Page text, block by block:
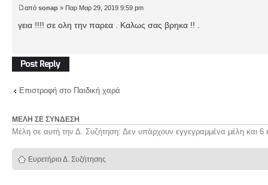
από sonap » Παρ Μαρ 29, 2019 9:59 pm
γεια !!!! σε ολη την παρεα . Καλως σας βρηκα !! .
Δημιουργία
απάντησης
Επιστροφή στο Παιδική χαρά
ΜΈΛΗ ΣΕ ΣΎΝΔΕΣΗ
Μέλη σε αυτή την Δ. Συζήτηση: Δεν υπάρχουν εγγεγραμμένα μέλη και 6
Ευρετήριο Δ. Συζήτησης